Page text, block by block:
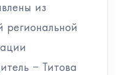
из
− Титова